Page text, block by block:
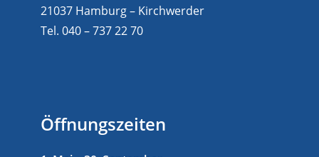
21037 Hamburg – Kirchwerder
Tel. 040 – 737 22 70
Öffnungszeiten